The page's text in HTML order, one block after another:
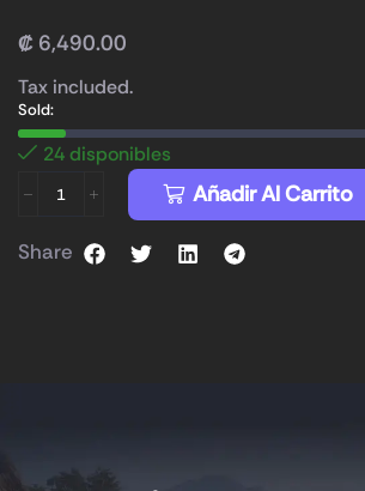
₡ 6,490.00
Tax included.
Sold:
24 disponibles
Añadir Al Carrito
Share